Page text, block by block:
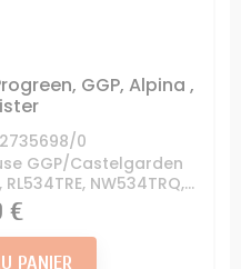
GGP, Alpina ,
0
GGP/Castelgarden
NW534TRQ,...
€
PANIER